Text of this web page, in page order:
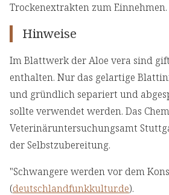
Trockenextrakten zum Einnehmen.
Hinweise
Im Blattwerk der Aloe vera sind
enthalten. Nur das gelartige
und gründlich separiert und
sollte verwendet werden. Das
Veterinäruntersuchungsamt
der Selbstzubereitung.
"Schwangere werden vor dem
(deutschlandfunkkultur.de).